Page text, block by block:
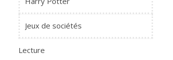
Jeux de sociétés
Lecture